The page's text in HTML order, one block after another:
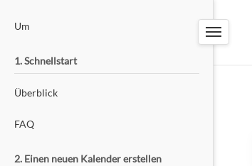
BUCHUNGSSYSTEM
Um
1. Schnellstart
Überblick
FAQ
2. Einen neuen Kalender erstellen